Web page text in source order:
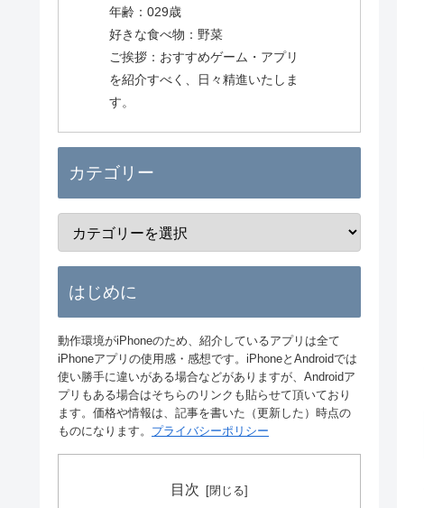
年齢：029歳
好きな食べ物：野菜
ご挨拶：おすすめゲーム・アプリ
を紹介すべく、日々精進いたしま
す。
カテゴリー
はじめに
動作環境がiPhoneのため、紹介しているアプリは全て
iPhoneアプリの使用感・感想です。iPhoneとAndroidでは
使い勝手に違いがある場合などがありますが、Androidア
プリもある場合はそちらのリンクも貼らせて頂いており
ます。価格や情報は、記事を書いた（更新した）時点の
ものになります。 プライバシーポリシー
目次